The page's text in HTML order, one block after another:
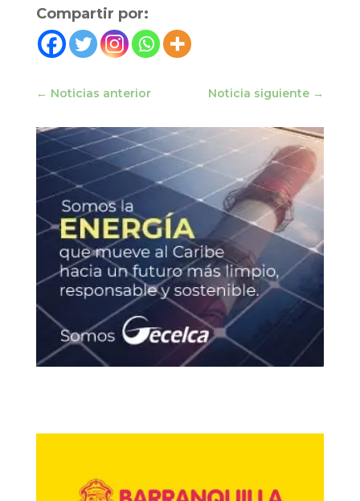
Compartir por:
← Noticias anterior Noticia siguiente →